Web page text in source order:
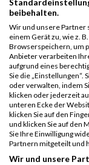
beibehalten.
Wir und unsere Partner
einem Gerät zu, wie z.
Browserspeichern, um
Anbieter verarbeiten
aufgrund eines
Sie die „Einstellungen“.
oder verwalten, indem
klicken oder jederzeit
unteren Ecke der
klicken Sie auf den
und klicken Sie auf den
Sie Ihre Einwilligung
Partnern mitgeteilt und
Wir und unsere